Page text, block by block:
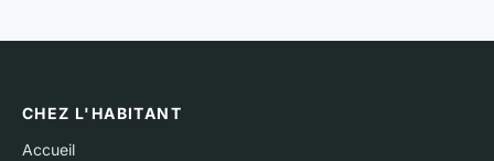
CHEZ L'HABITANT
Accueil